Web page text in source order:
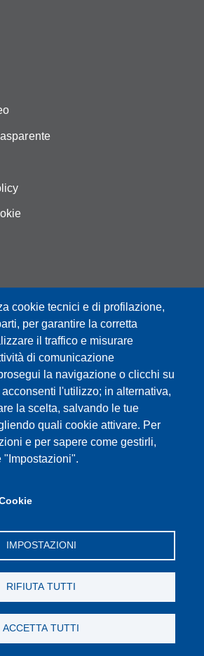
cookie tecnici e di profilazione,
per garantire la corretta
il traffico e misurare
di comunicazione
la navigazione o clicchi su
l'utilizzo; in alternativa,
la scelta, salvando le tue
quali cookie attivare. Per
e per sapere come gestirli,
"Impostazioni".
IMPOSTAZIONI
RIFIUTA TUTTI
ACCETTA TUTTI
Materno – Infantili e dell’Adulto
- 41124 Modena